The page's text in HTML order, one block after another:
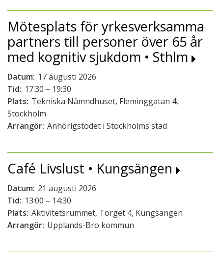
Mötesplats för yrkesverksamma
partners till personer över 65 år
med kognitiv sjukdom • Sthlm
Datum: 17 augusti 2026
Tid: 17:30 – 19:30
Plats: Tekniska Nämndhuset, Fleminggatan 4,
Stockholm
Arrangör: Anhörigstödet i Stockholms stad
Café Livslust • Kungsängen
Datum: 21 augusti 2026
Tid: 13:00 – 14:30
Plats: Aktivitetsrummet, Torget 4, Kungsängen
Arrangör: Upplands-Bro kommun